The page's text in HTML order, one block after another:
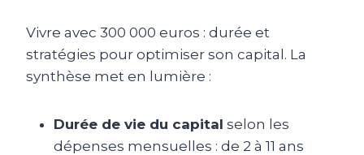
Vivre avec 300 000 euros : durée et
stratégies pour optimiser son capital. La
synthèse met en lumière :
Durée de vie du capital selon les
dépenses mensuelles : de 2 à 11 ans